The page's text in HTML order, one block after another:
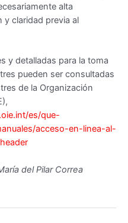
alta
y claridad previa al
y detalladas para la toma
pueden ser consultadas
de la Organización
es/que-
acceso-en-linea-al-
del Pilar Correa